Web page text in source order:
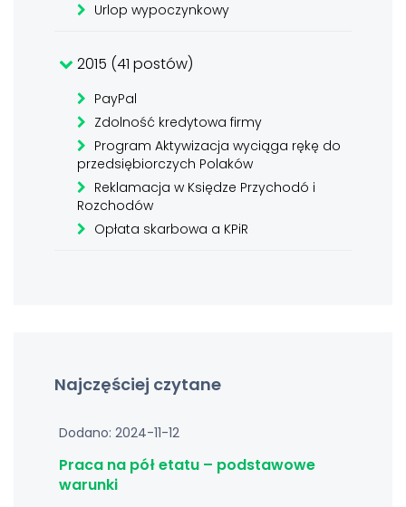
Urlop wypoczynkowy
2015 (41 postów)
PayPal
Zdolność kredytowa firmy
Program Aktywizacja wyciąga rękę do
przedsiębiorczych Polaków
Reklamacja w Księdze Przychodó i
Rozchodów
Opłata skarbowa a KPiR
Najczęściej czytane
Dodano: 2024-11-12
Praca na pół etatu – podstawowe
warunki